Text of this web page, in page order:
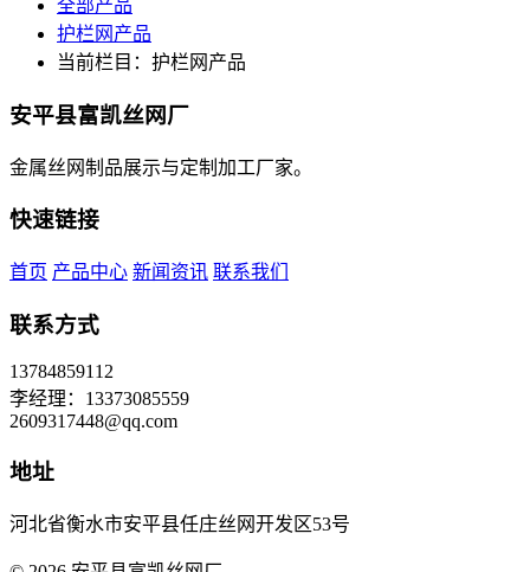
全部产品
护栏网产品
当前栏目：护栏网产品
安平县富凯丝网厂
金属丝网制品展示与定制加工厂家。
快速链接
首页 产品中心 新闻资讯 联系我们
联系方式
13784859112
李经理：13373085559
2609317448@qq.com
地址
河北省衡水市安平县任庄丝网开发区53号